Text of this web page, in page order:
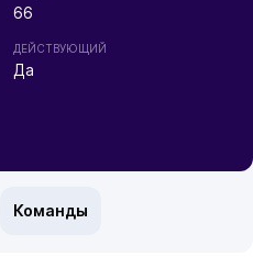
66
ДЕЙСТВУЮЩИЙ
Да
Команды